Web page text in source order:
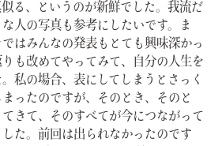
る、というのが新鮮でした。我流だ
人の写真も参考にしたいです。ま
はみんなの発表もとても興味深かっ
も改めてやってみて、自分の人生を
私の場合、表にしてしまうとさっく
ったのですが、そのとき、そのと
きて、そのすべてが今につながって
た。前回は出られなかったのです